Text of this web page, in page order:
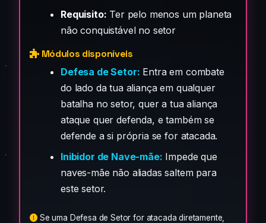
Requisito: Ter pelo menos um planeta
não conquistável no setor
Módulos disponíveis
Defesa de Setor: Entra em combate
do lado da tua aliança em qualquer
batalha no setor, quer a tua aliança
ataque quer defenda, e também se
defende a si própria se for atacada.
Inibidor de Nave-mãe: Impede que
naves-mãe não aliadas saltem para
este setor.
Se uma Defesa de Setor for atacada diretamente,